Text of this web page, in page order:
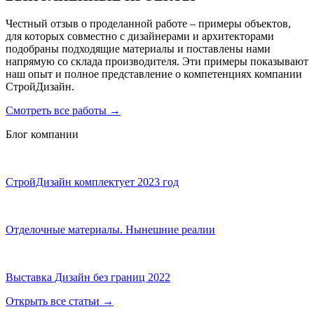
Честный отзыв о проделанной работе – примеры объектов,
для которых совместно с дизайнерами и архитекторами
подобраны подходящие материалы и поставлены нами
напрямую со склада производителя. Эти примеры показывают
наш опыт и полное представление о компетенциях компании
СтройДизайн.
Смотреть все работы →
Блог компании
СтройДизайн комплектует 2023 год
Отделочные материалы. Нынешние реалии
Выставка Дизайн без границ 2022
Открыть все статьи →